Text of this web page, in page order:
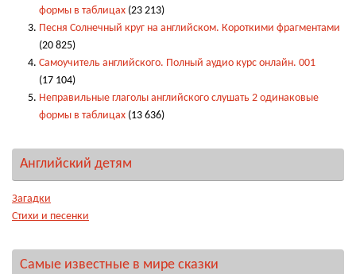
формы в таблицах (23 213)
Песня Солнечный круг на английском. Короткими фрагментами
(20 825)
Самоучитель английского. Полный аудио курс онлайн. 001
(17 104)
Неправильные глаголы английского слушать 2 одинаковые
формы в таблицах (13 636)
Английский детям
Загадки
Стихи и песенки
Самые известные в мире сказки